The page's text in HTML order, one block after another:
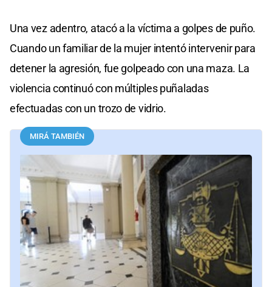
Una vez adentro, atacó a la víctima a golpes de puño.
Cuando un familiar de la mujer intentó intervenir para
detener la agresión, fue golpeado con una maza. La
violencia continuó con múltiples puñaladas
efectuadas con un trozo de vidrio.
MIRÁ TAMBIÉN